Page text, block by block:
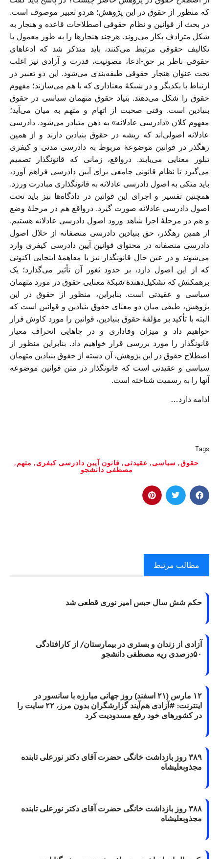
که منظور از حقوق در این پژوهش؛ هردو تعبیر موصوف است.
در بحث از قوانین و نظام حقوقی اصطلاحات قاعده و هنجار به
شکل مترادف بکار می‌روند. هرچند هنجارها را به طور معمول با
تکالیف حقوقی مرتبط می‌کنند، باید متذکر شد که ادعاهای
حقوقی ناظر بر حق-ادعا، مصونیت، قدرت و آزادی نیز اغلب
تحت عنوان هنجار حقوقی طبقه‌بندی می‌شود. این دو تعبیر در
ارتباط با یکدیگر و در شبکۀ معناداری که با هم می‌سازند؛ مفهوم
حقوق را شکل می‌دهند. بنیاد حقوق متهمان سیاسی در حقوق
بنیادین است. وقتی صحبت از اتهام و متهم به میان می‌آید؛
مفهوم کلان «دادرسی عادلانه» به ذهن متبادر می‌شود. دادرسی
عادلانه اصولی‌اند که ریشه در حقوق بنیادین دارند و از همین
رهگذر در قوانین موضوعۀ مربوط به دادرسی مدنی و کیفری
تبلور معنایی می‌یابند. درواقع، زمانی که قانونگذار تصمیم
می‌گیرد تا نظام قانونی جامعی برای آیین دادرسی فراهم آورد،
باید متکی به اصول دادرسی عادلانه به قانونگذاری مبادرت ورزد.
همچنین تفسیر و اجرای این قوانین در دادگاه‌ها نیز باید تحت
اصول دادرسی عادلانه صورت گیرد. درواقع هم در مرحلۀ وضع
و هم در مرحلۀ اجرا شاهد ورود اصول دادرسی عادلانه هستیم.
از همین رهگذر، حق بنیادین دادرسی منصفانه از خلال اصول
دادرسی منصفانه در محتوای قوانین آیین دادرسی کیفری وارد
می‌شوند و در عین حال قانونگذار نیز با مفاهمۀ اینجایی اکنونی
که از این اصول دارد، بر حدود ثغور آن تأثیر می‌گذارد؛ یک
برهمکنش که تشکیل‌دهندۀ شبکۀ معنایی حقوق در مورد متهمان
سیاسی و عقیدتی است. بنابراین، منظور از حقوق در این
پژوهش، طیفی میان دو معنای حقوق بنیادین و قوانین است که
البته با تأکید بر مؤلفۀ حقوق بنیادین، قوانین را مورد کاوش قرار
خواهیم داد و میزان وفاداری و در جاهایی انحراف معیار
قانونگذار را مورد بررسی قرار خواهیم داد. بنابراین منظور از
اصطلاح حقوق در این پژوهش، آن دسته از حقوق بنیادین متهمان
سیاسی و عقیدتی است که قانونگذار در متن قوانین موضوعه
آنها را به رسمیت شناخته است.
ادامه دارد…
Tags
حقوق, سیاسی, عقیدتی, قانون آیین دادرسی کیفری, متهم,
مصطفی دانشجو
مطالب مرتبط
حکم شش سال حبس امیر نوری قطعی شد
آزادی از زندان و بستری در بیمارستان/ از کارافتادگی
۵۰درصدی ریه مصطفی دانشجو
۱۲ مارس (۲۱ اسفند) روز جهانی مبارزه با سانسور در
اینترنت: #آزادی هم‌آیند گزارشگران‌ بدون مرز، ۲۲ سایت را
در کشورهای خود رفع مسدودیت کرد
۳۸۹ روز بازداشت خانگی حضرت آقای دکتر نورعلی تابنده
مجذوبعلیشاه
۳۸۸ روز بازداشت خانگی حضرت آقای دکتر نورعلی تابنده
مجذوبعلیشاه